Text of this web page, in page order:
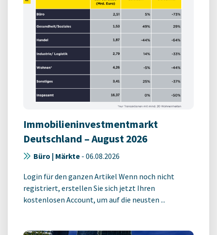
Immobilieninvestmentmarkt
Deutschland – August 2026
Büro | Märkte - 06.08.2026
Login für den ganzen Artikel Wenn noch nicht
registriert, erstellen Sie sich jetzt Ihren
kostenlosen Account, um auf die neusten ...